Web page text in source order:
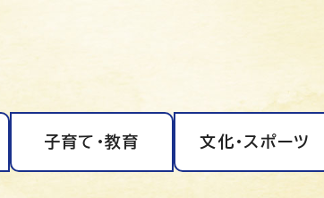
子育て・教育 文化・スポーツ